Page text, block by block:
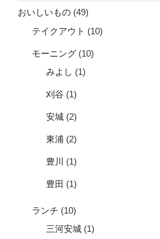
おいしいもの (49)
テイクアウト (10)
モーニング (10)
みよし (1)
刈谷 (1)
安城 (2)
東浦 (2)
豊川 (1)
豊田 (1)
ランチ (10)
三河安城 (1)